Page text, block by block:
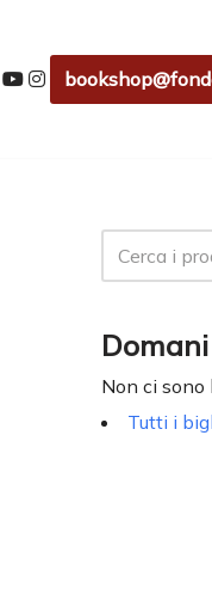
Domani
Non ci
Tutti i